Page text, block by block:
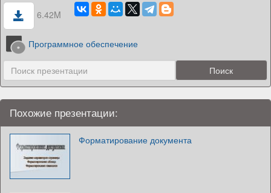
6.42M
Программное обеспечение
Похожие презентации:
Форматирование документа